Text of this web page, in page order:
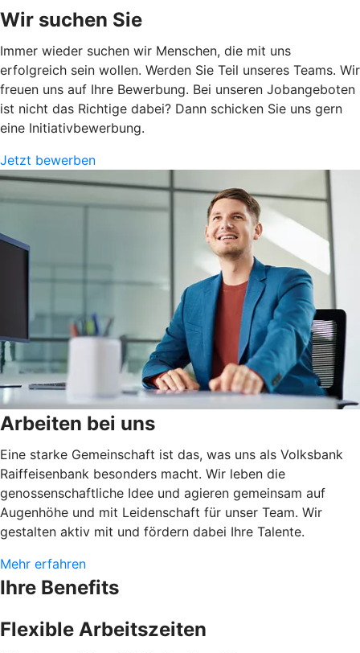
Wir suchen Sie
Immer wieder suchen wir Menschen, die mit uns
erfolgreich sein wollen. Werden Sie Teil unseres Teams. Wir
freuen uns auf Ihre Bewerbung. Bei unseren Jobangeboten
ist nicht das Richtige dabei? Dann schicken Sie uns gern
eine Initiativbewerbung.
Jetzt bewerben
Arbeiten bei uns
Eine starke Gemeinschaft ist das, was uns als Volksbank
Raiffeisenbank besonders macht. Wir leben die
genossenschaftliche Idee und agieren gemeinsam auf
Augenhöhe und mit Leidenschaft für unser Team. Wir
gestalten aktiv mit und fördern dabei Ihre Talente.
Mehr erfahren
Ihre Benefits
Flexible Arbeitszeiten